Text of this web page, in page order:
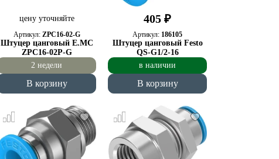
цену уточняйте
Артикул: ZPC16-02-G
Штуцер цанговый E.MC
ZPC16-02P-G
2 недели
В корзину
405 ₽
Артикул: 186105
Штуцер цанговый Festo
QS-G1/2-16
в наличии
В корзину